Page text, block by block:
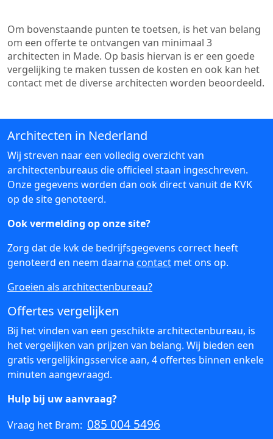
Om bovenstaande punten te toetsen, is het van belang
om een offerte te ontvangen van minimaal 3
architecten in Made. Op basis hiervan is er een goede
vergelijking te maken tussen de kosten en ook kan het
contact met de diverse architecten worden beoordeeld.
Architecten in Nederland
Wij streven naar een volledig overzicht van
architectenbureaus die officieel staan ingeschreven.
Onze gegevens worden dan ook direct vanuit de KVK
op de site genoteerd.
Ook vermelding op onze site?
Zorg dat de kvk de bedrijfsgegevens correct heeft
genoteerd en neem daarna contact met ons op.
Groeien als architectenbureau?
Offertes vergelijken
Bij het vinden van een geschikte architectenbureau, is
het vergelijken van prijzen van belang. Wij bieden een
gratis vergelijkingsservice aan, 4 offertes binnen enkele
minuten aangevraagd.
Hulp bij uw aanvraag?
Vraag het Bram: 085 004 5496